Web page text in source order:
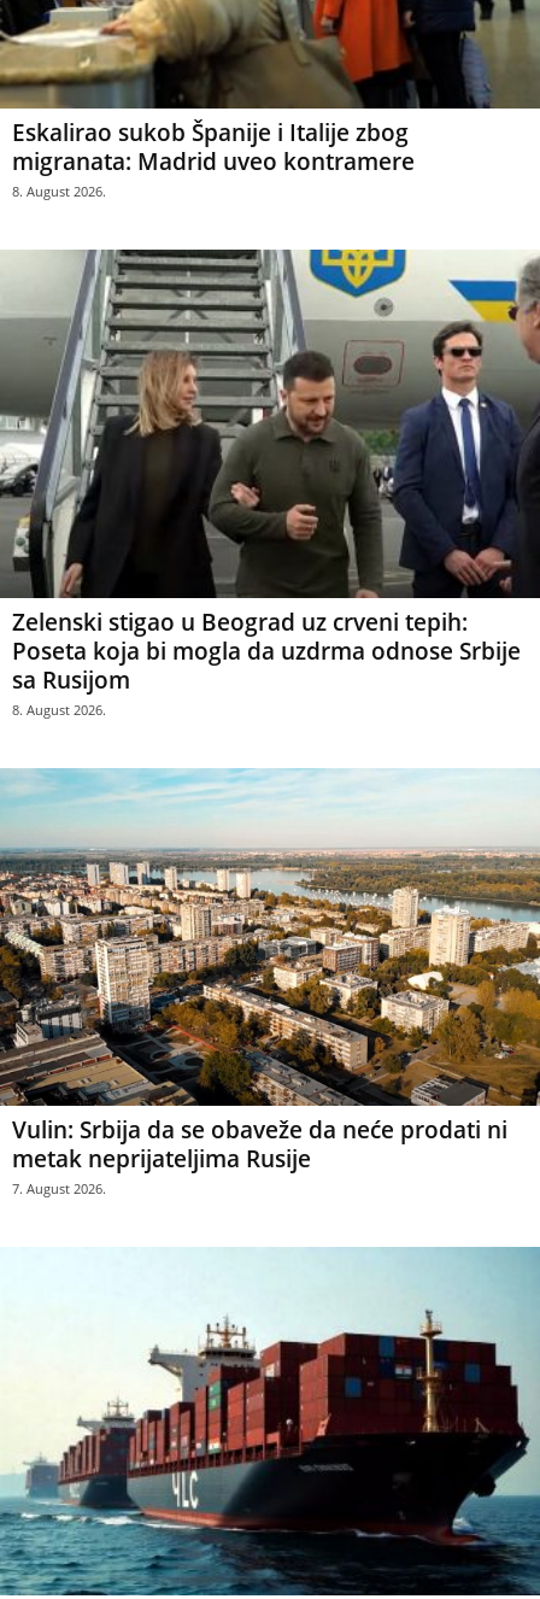
Eskalirao sukob Španije i Italije zbog
migranata: Madrid uveo kontramere
8. August 2026.
Zelenski stigao u Beograd uz crveni tepih:
Poseta koja bi mogla da uzdrma odnose Srbije
sa Rusijom
8. August 2026.
Vulin: Srbija da se obaveže da neće prodati ni
metak neprijateljima Rusije
7. August 2026.